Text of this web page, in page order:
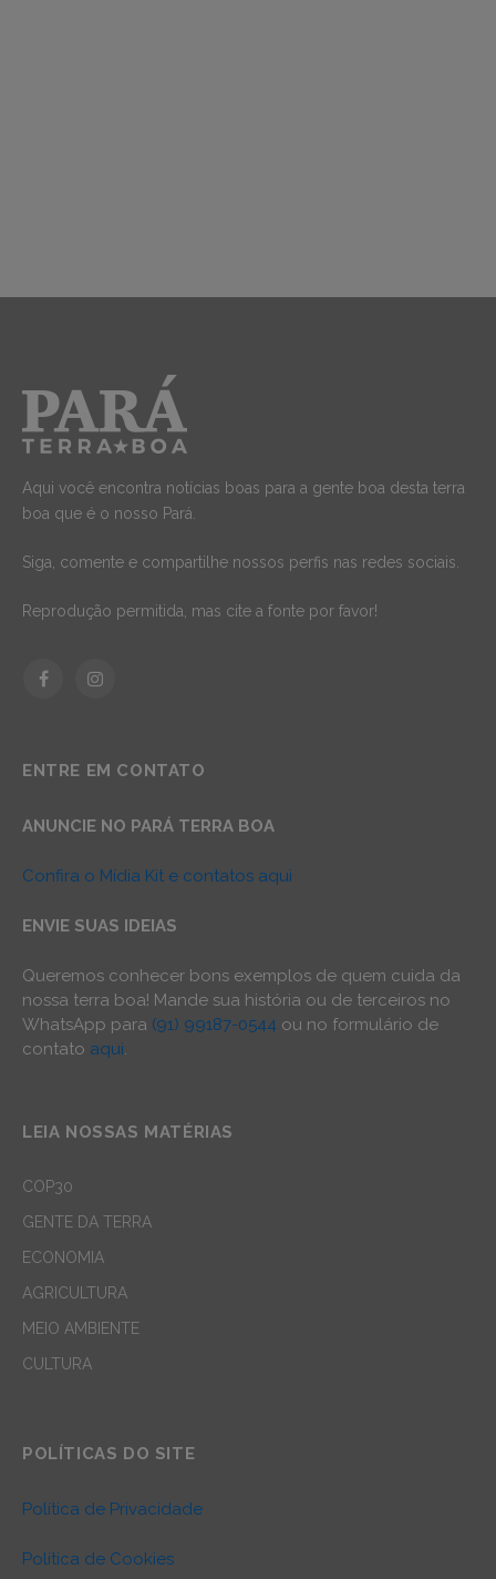
Aqui você encontra notícias boas para a gente boa desta terra
boa que é o nosso Pará.
Siga, comente e compartilhe nossos perfis nas redes sociais.
Reprodução permitida, mas cite a fonte por favor!
FacebookInstagram
ENTRE EM CONTATO
ANUNCIE NO PARÁ TERRA BOA
Confira o Mídia Kit e contatos aqui
ENVIE SUAS IDEIAS
Queremos conhecer bons exemplos de quem cuida da
nossa terra boa! Mande sua história ou de terceiros no
WhatsApp para (91) 99187-0544 ou no formulário de
contato aqui.
LEIA NOSSAS MATÉRIAS
COP30
GENTE DA TERRA
ECONOMIA
AGRICULTURA
MEIO AMBIENTE
CULTURA
POLÍTICAS DO SITE
Política de Privacidade
Política de Cookies